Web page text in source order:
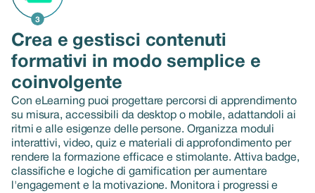
Crea e gestisci contenuti
formativi in modo semplice e
coinvolgente
Con eLearning puoi progettare percorsi di apprendimento
su misura, accessibili da desktop o mobile, adattandoli ai
ritmi e alle esigenze delle persone. Organizza moduli
interattivi, video, quiz e materiali di approfondimento per
rendere la formazione efficace e stimolante. Attiva badge,
classifiche e logiche di gamification per aumentare
l'engagement e la motivazione. Monitora i progressi e